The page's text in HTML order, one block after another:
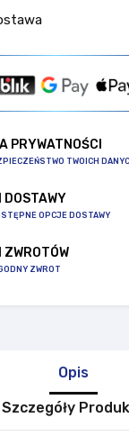
PRYWATNOŚCI
TWOICH
DOSTAWY
OPCJE DOSTAWY
ZWROTÓW
ZWROT
Opis
Szczegóły